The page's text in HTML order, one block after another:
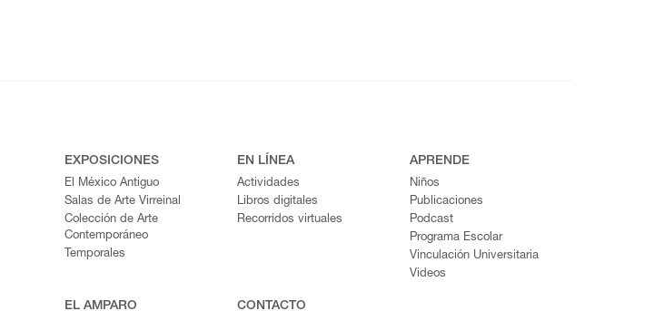
EXPOSICIONES
El México Antiguo
Salas de Arte Virreinal
Colección de Arte
Contemporáneo
Temporales
EN LÍNEA
Actividades
Libros digitales
Recorridos virtuales
APRENDE
Niños
Publicaciones
Podcast
Programa Escolar
Vinculación Universitaria
Videos
EL AMPARO CONTACTO